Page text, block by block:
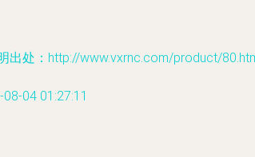
出处：http://www.vxrnc.com/product/
04 01:27:11